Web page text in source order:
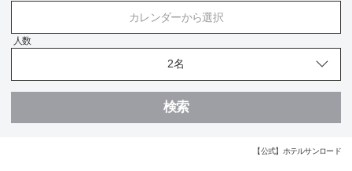
カレンダーから選択
人数
検索
【公式】ホテルサンロード